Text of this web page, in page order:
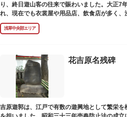
り、終日遊山客の往来で賑わいました。大正7
れ、現在でも衣裳屋や用品店、飲食店が多く
みが続いています。
浅草中央部エリア
花吉原名残碑
吉原遊郭は、江戸で有数の遊興地として繁栄